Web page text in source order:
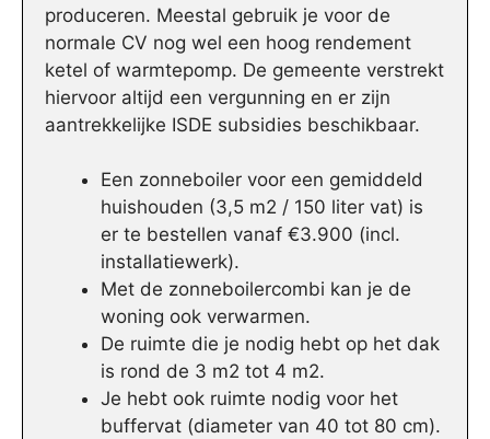
produceren. Meestal gebruik je voor de
normale CV nog wel een hoog rendement
ketel of warmtepomp. De gemeente verstrekt
hiervoor altijd een vergunning en er zijn
aantrekkelijke ISDE subsidies beschikbaar.
Een zonneboiler voor een gemiddeld
huishouden (3,5 m2 / 150 liter vat) is
er te bestellen vanaf €3.900 (incl.
installatiewerk).
Met de zonneboilercombi kan je de
woning ook verwarmen.
De ruimte die je nodig hebt op het dak
is rond de 3 m2 tot 4 m2.
Je hebt ook ruimte nodig voor het
buffervat (diameter van 40 tot 80 cm).